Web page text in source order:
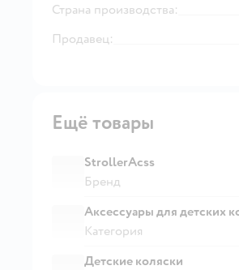
Страна производства:
Продавец:
Ещё товары
StrollerAcss
Бренд
Аксессуары для детских
Категория
Детские коляски